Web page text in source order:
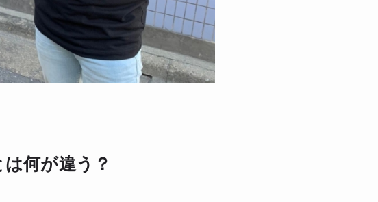
何が違う？